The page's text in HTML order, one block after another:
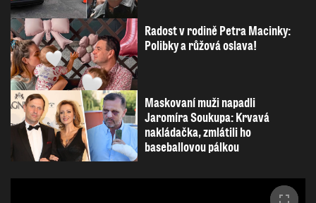
Radost v rodině Petra Macinky:
Polibky a růžová oslava!
Maskovaní muži napadli
Jaromíra Soukupa: Krvavá
nakládačka, zmlátili ho
baseballovou pálkou